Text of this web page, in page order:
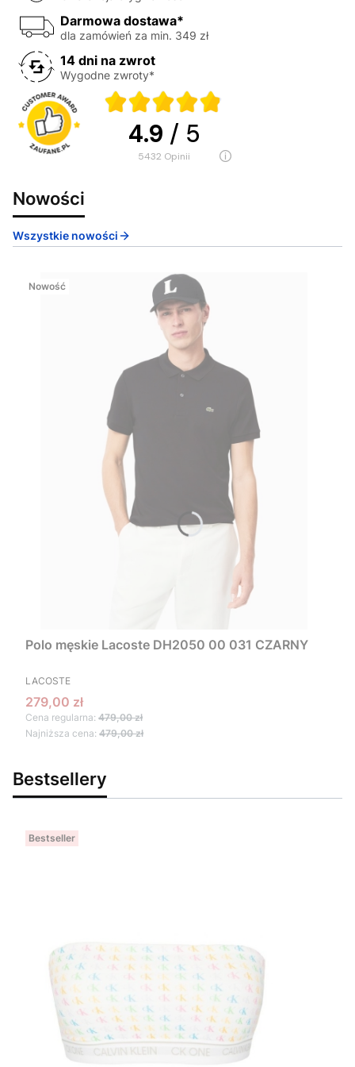
Darmowa dostawa*
dla zamówień za min. 349 zł
14 dni na zwrot
Wygodne zwroty*
4.9 / 5
5432 opinii
Nowości
Wszystkie nowości
Nowość
Polo męskie Lacoste DH2050 00 031 CZARNY
PRODUCENT
LACOSTE
Cena promocyjna
279,00 zł
Cena regularna: 479,00 zł
Najniższa cena: 479,00 zł
Bestsellery
Bestseller